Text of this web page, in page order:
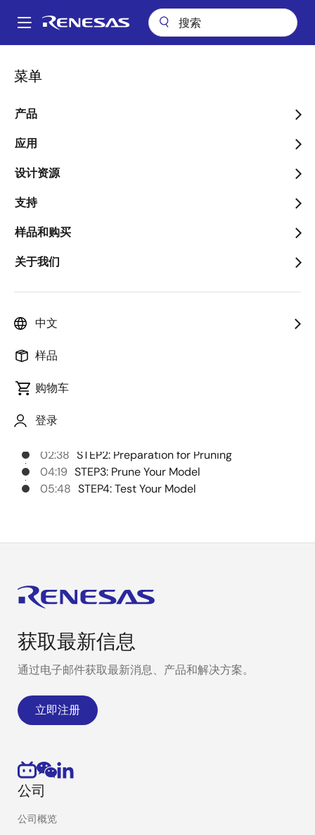
到
Main
菜单
产品
应用
设计资源
支持
样品和购买
关于我们
中文
样品
购物车
登录
面
包
屑
Using DRP-AI TVM
关于此视频
This video shows how to prune your model using DRP-
testing in a simple step-by-step process.
00:09
02:38 STEP2: Preparation for Pruning
04:19 STEP3: Prune Your Model
05:48 STEP4: Test Your Model
获取最新信息
通过电子邮件获取最新消息、产品和解决方案。
立即注册
公司
公司概览